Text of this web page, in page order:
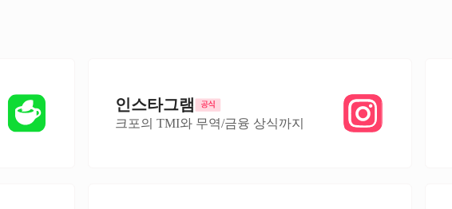
인스타그램
크포의 TMI와 무역/금융 상식까지